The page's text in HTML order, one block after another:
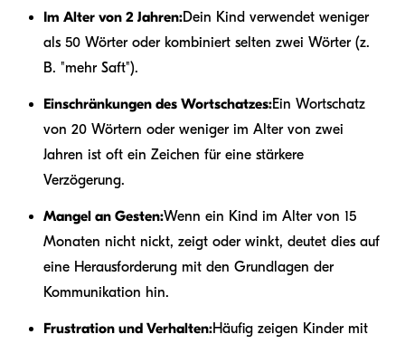
Im Alter von 2 Jahren:Dein Kind verwendet weniger
als 50 Wörter oder kombiniert selten zwei Wörter (z.
B. "mehr Saft").
Einschränkungen des Wortschatzes:Ein Wortschatz
von 20 Wörtern oder weniger im Alter von zwei
Jahren ist oft ein Zeichen für eine stärkere
Verzögerung.
Mangel an Gesten:Wenn ein Kind im Alter von 15
Monaten nicht nickt, zeigt oder winkt, deutet dies auf
eine Herausforderung mit den Grundlagen der
Kommunikation hin.
Frustration und Verhalten:Häufig zeigen Kinder mit